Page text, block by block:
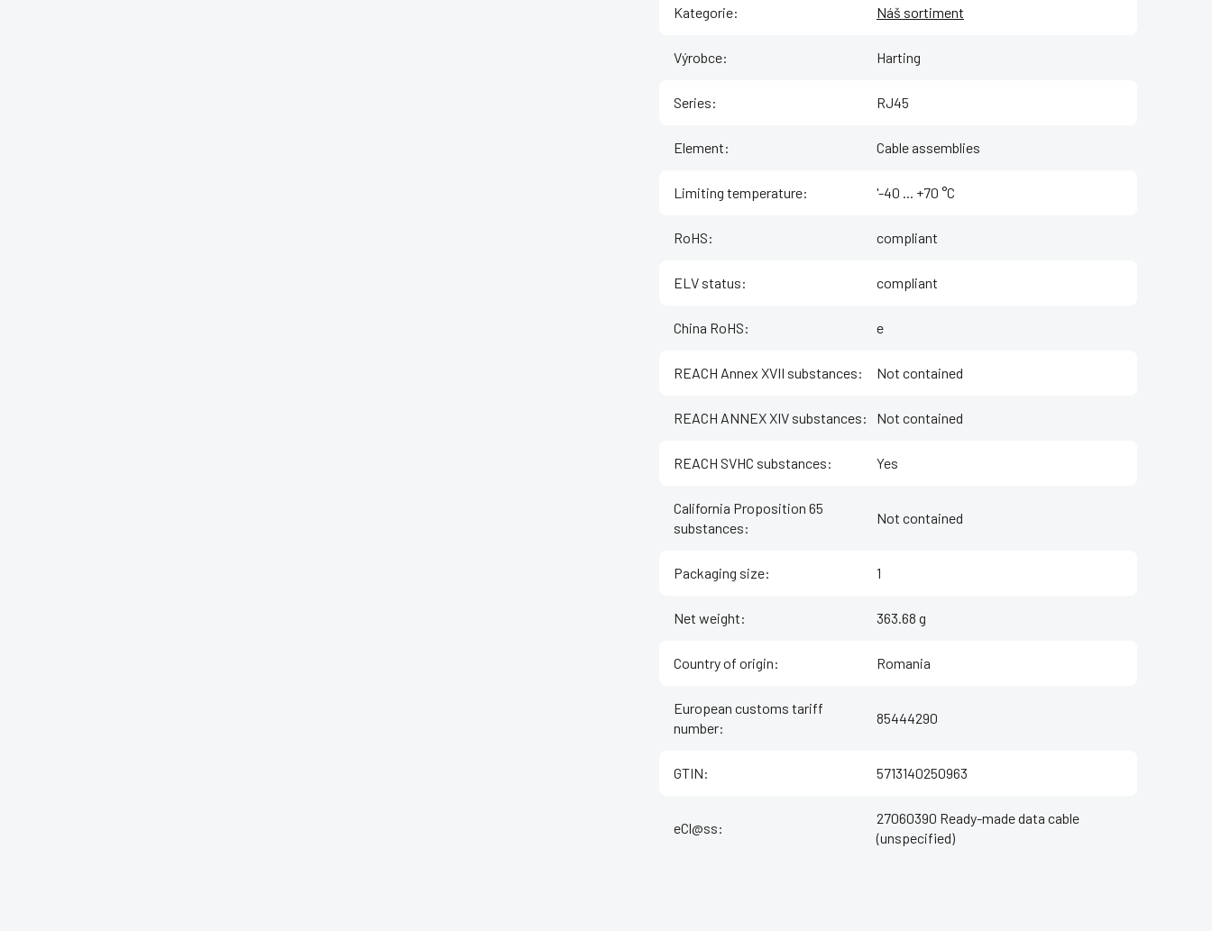
Kategorie: Náš sortiment
Výrobce: Harting
Series: RJ45
Element: Cable assemblies
Limiting temperature: '-40 ... +70 °C
RoHS: compliant
ELV status: compliant
China RoHS: e
REACH Annex XVII substances: Not contained
REACH ANNEX XIV substances: Not contained
REACH SVHC substances: Yes
California Proposition 65
substances:
Not contained
Packaging size: 1
Net weight: 363.68 g
Country of origin: Romania
European customs tariff
number:
85444290
GTIN: 5713140250963
eCl@ss:
27060390 Ready-made data cable
(unspecified)